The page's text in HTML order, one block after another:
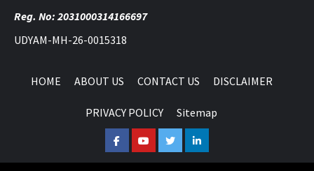
Reg. No: 2031000314166697
UDYAM-MH-26-0015318
HOME ABOUT US CONTACT US DISCLAIMER
PRIVACY POLICY Sitemap
FacebookYoutubeTwitterLinkedin